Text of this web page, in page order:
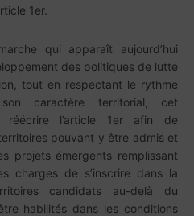
1er.
qui apparaît aujourd’hui
des politiques de lutte
tout en respectant le rythme
caractère territorial, cet
réécrire l’article 1er afin de
pouvant y être admis et
projets émergents remplissant
charges de s’inscrire dans la
candidats au-delà du
habilités dans les conditions